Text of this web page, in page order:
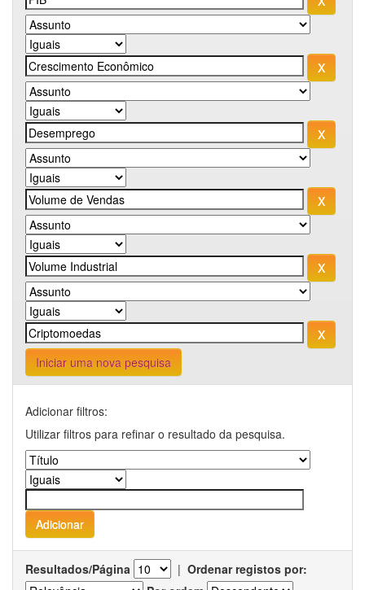
Iniciar uma nova pesquisa
Adicionar filtros:
Utilizar filtros para refinar o resultado da pesquisa.
Resultados/Página | Ordenar registos por: